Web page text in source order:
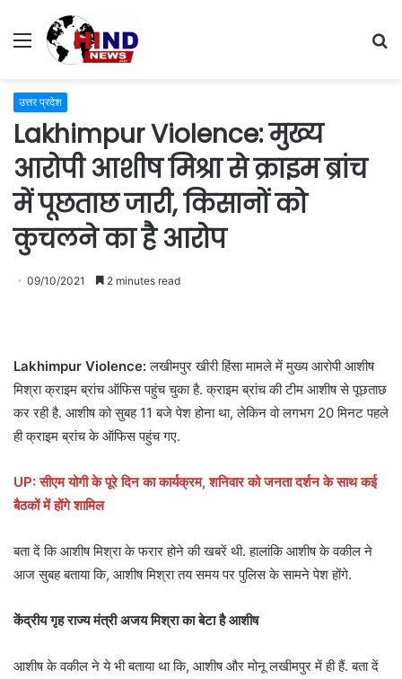
Menu
उत्तर प्रदेश
Lakhimpur Violence: मुख्य
आरोपी आशीष मिश्रा से क्राइम ब्रांच
में पूछताछ जारी, किसानों को
कुचलने का है आरोप
09/10/2021 2 minutes read
Lakhimpur Violence:लखीमपुर खीरी हिंसा मामले में मुख्य आरोपी आशीष
मिश्रा क्राइम ब्रांच ऑफिस पहुंच चुका है. क्राइम ब्रांच की टीम आशीष से पूछताछ
कर रही है. आशीष को सुबह 11 बजे पेश होना था, लेकिन वो लगभग 20 मिनट पहले
ही क्राइम ब्रांच के ऑफिस पहुंच गए.
UP: सीएम योगी के पूरे दिन का कार्यक्रम, शनिवार को जनता दर्शन के साथ कई
बैठकों में होंगे शामिल
बता दें कि आशीष मिश्रा के फरार होने की खबरें थी. हालांकि आशीष के वकील ने
आज सुबह बताया कि, आशीष मिश्रा तय समय पर पुलिस के सामने पेश होंगे.
केंद्रीय गृह राज्य मंत्री अजय मिश्रा का बेटा है आशीष
आशीष के वकील ने ये भी बताया था कि, आशीष और मोनू लखीमपुर में ही हैं. बता दें